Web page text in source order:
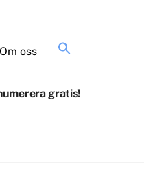
Om oss
gratis!